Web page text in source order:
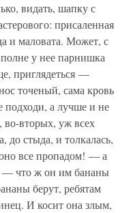
видать, шапку с
присаленная
и маловата. Может, с
у нее парнишка
приглядеться —
точеный, сама кровь
подходи, а лучше и не
во-вторых, уж всех
до стыда, и толкалась,
все пропадом! — а
— что ж он им бананы
берут, ребятам
И косит она злым,